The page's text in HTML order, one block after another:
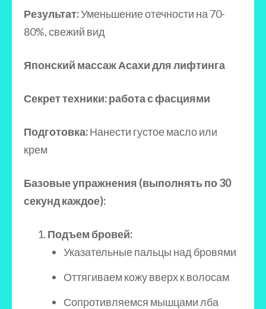
Результат:Уменьшение отечности на 70-
80%, свежий вид
Японский массаж Асахи для лифтинга
Секрет техники: работа с фасциями
Подготовка:Нанести густое масло или
крем
Базовые упражнения (выполнять по 30
секунд каждое):
Подъем бровей:
Указательные пальцы над бровями
Оттягиваем кожу вверх к волосам
Сопротивляемся мышцами лба